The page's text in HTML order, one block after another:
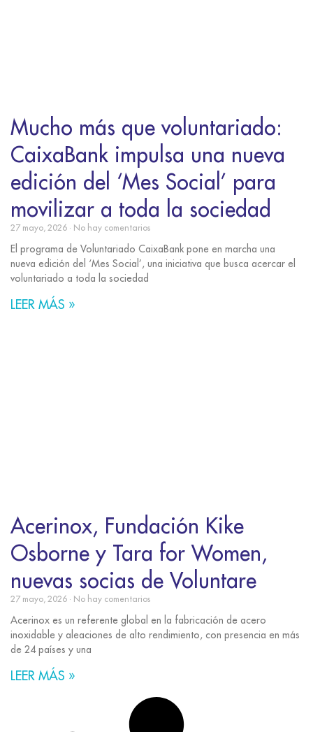
Mucho más que voluntariado:
CaixaBank impulsa una nueva
edición del ‘Mes Social’ para
movilizar a toda la sociedad
27 mayo, 2026 No hay comentarios
El programa de Voluntariado CaixaBank pone en marcha una
nueva edición del ‘Mes Social’, una iniciativa que busca acercar el
voluntariado a toda la sociedad
LEER MÁS »
Acerinox, Fundación Kike
Osborne y Tara for Women,
nuevas socias de Voluntare
27 mayo, 2026 No hay comentarios
Acerinox es un referente global en la fabricación de acero
inoxidable y aleaciones de alto rendimiento, con presencia en más
de 24 países y una
LEER MÁS »